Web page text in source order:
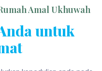
Amal Ukhuwah
untuk